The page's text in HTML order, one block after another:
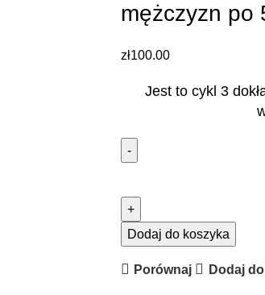
mężczyzn po
zł100.00
Jest to cykl 3
kulturystyczny
poziom
dla
Dodaj do koszyka
Porównaj Dodaj